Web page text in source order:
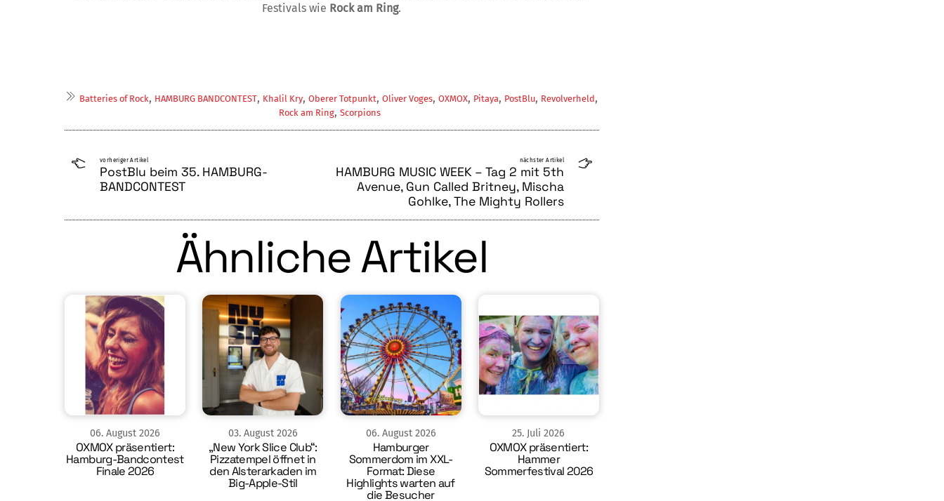
Festivals wie Rock am Ring.
Batteries of Rock, HAMBURG BANDCONTEST, Khalil Kry,Oberer Totpunkt,Oliver Voges,OXMOX, Pitaya, PostBlu, Revolverheld,
Rock am Ring, Scorpions
vorheriger Artikel
PostBlu beim 35. HAMBURG-
BANDCONTEST
nächster Artikel
HAMBURG MUSIC WEEK – Tag 2 mit 5th
Avenue, Gun Called Britney, Mischa
Gohlke, The Mighty Rollers
Ähnliche Artikel
06. August 2026
OXMOX präsentiert:
Hamburg-Bandcontest
Finale 2026
03. August 2026
„New York Slice Club“:
Pizzatempel öffnet in
den Alsterarkaden im
Big-Apple-Stil
06. August 2026
Hamburger
Sommerdom im XXL-
Format: Diese
Highlights warten auf
die Besucher
25. Juli 2026
OXMOX präsentiert:
Hammer
Sommerfestival 2026